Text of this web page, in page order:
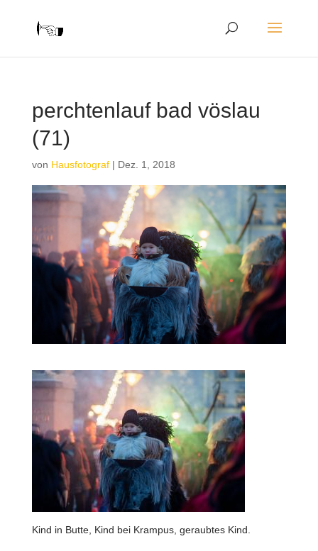
perchtenlauf bad vöslau
(71)
von Hausfotograf| Dez. 1, 2018
Kind in Butte, Kind bei Krampus, geraubtes Kind.